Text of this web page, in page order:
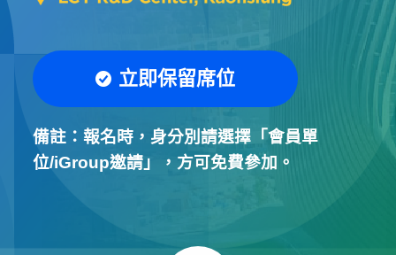
立即保留席位
備註：報名時，身分別請選擇「會員單
位/iGroup邀請」，方可免費參加。